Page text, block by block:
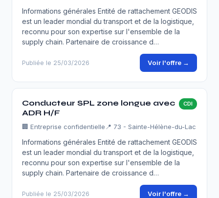
Informations générales Entité de rattachement GEODIS
est un leader mondial du transport et de la logistique,
reconnu pour son expertise sur l'ensemble de la
supply chain. Partenaire de croissance d…
Publiée le 25/03/2026 Voir l'offre →
Conducteur SPL zone longue avec
ADR H/F
CDI
🏢 Entreprise confidentielle 📍 73 - Sainte-Hélène-du-Lac
Informations générales Entité de rattachement GEODIS
est un leader mondial du transport et de la logistique,
reconnu pour son expertise sur l'ensemble de la
supply chain. Partenaire de croissance d…
Publiée le 25/03/2026 Voir l'offre →